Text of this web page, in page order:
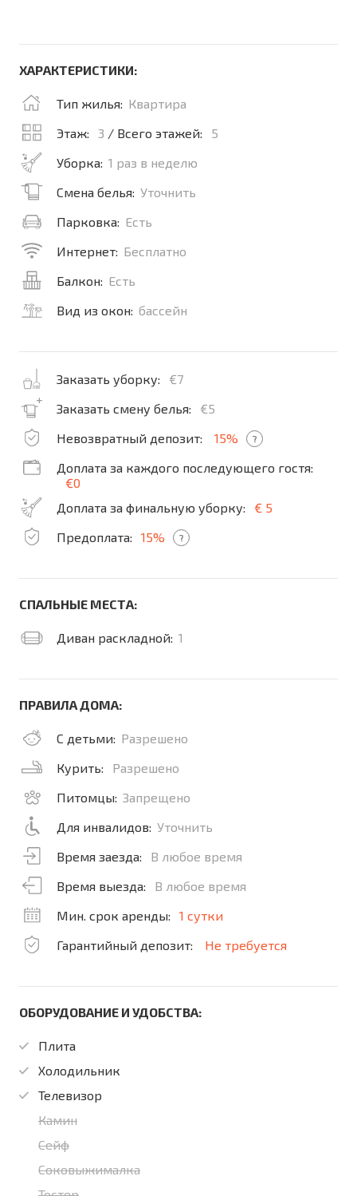
ХАРАКТЕРИСТИКИ:
Тип жилья: Квартира
Этаж:
3 / Всего этажей:
5
Уборка: 1 раз в неделю
Смена белья: Уточнить
Парковка: Есть
Интернет: Бесплатно
Балкон: Есть
Вид из окон: бассейн
Заказать уборку:
€7
Заказать смену белья:
€5
Невозвратный депозит:
15% ?
Доплата за каждого последующего гостя:
€0
Доплата за финальную уборку:
€ 5
Предоплата:
15% ?
СПАЛЬНЫЕ МЕСТА:
Диван раскладной: 1
ПРАВИЛА ДОМА:
С детьми: Разрешено
Курить:
Разрешено
Питомцы: Запрещено
Для инвалидов: Уточнить
Время заезда:
В любое время
Время выезда:
В любое время
Мин. срок аренды:
1 сутки
Гарантийный депозит:
Не требуется
ОБОРУДОВАНИЕ И УДОБСТВА:
Плита
Холодильник
Телевизор
Камин
Сейф
Соковыжималка